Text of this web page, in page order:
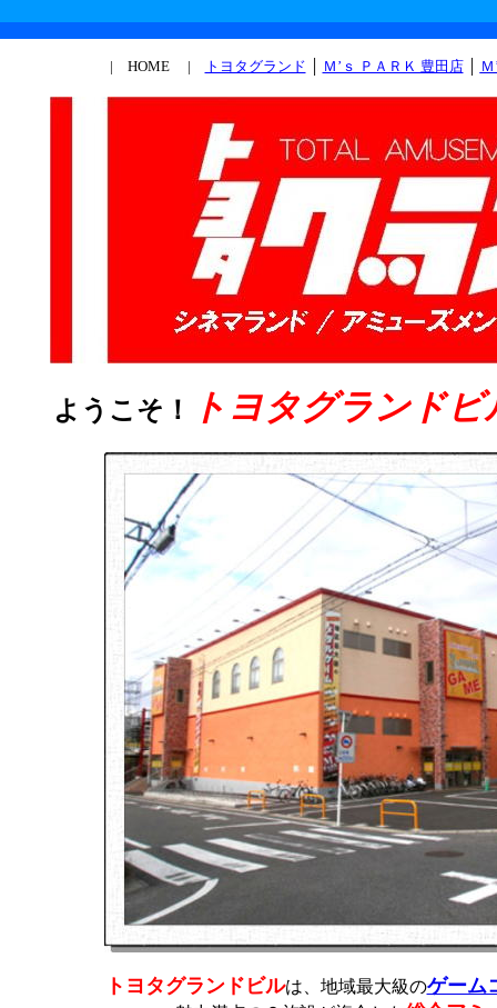
| HOME | トヨタグランド Ｍ’ｓ ＰＡＲＫ 豊田店│
ようこそ！ トヨタグランドビ
トヨタグランドビルは、地域最大級のゲーム